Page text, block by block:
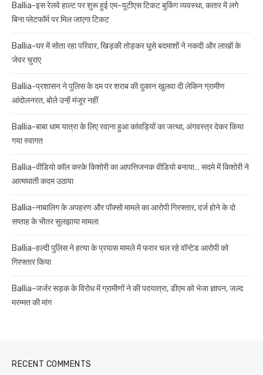
Ballia-इस रेलवे हाल्ट पर शुरू हुई एम-यूटीएस टिकट बुकिंग व्यवस्था, कतार में लगे
बिना प्लेटफॉर्म पर मिल जाएगा टिकट
Ballia-घर में सोता रहा परिवार, खिड़की तोड़कर घुसे बदमाशों ने नकदी और लाखों के
जेवर चुराए
Ballia-प्रशासन ने पुलिस के दम पर शराब की दुकान खुलवा दी लेकिन ग्रामीण
आंदोलनरत, बोले उन्हें मंजूर नहीं
Ballia-बाबा धाम यात्रा के लिए रवाना हुआ कांवड़ियों का जत्था, अंगवस्त्र देकर किया
गया स्वागत
Ballia-वीडियो कॉल करके किशोरी का आपत्तिजनक वीडियो बनाया… सदमे में किशोरी ने
आत्मघाती कदम उठाया
Ballia-नाबालिग के अपहरण और पॉक्सो मामले का आरोपी गिरफ्तार, दर्ज होने के दो
सप्ताह के भीतर सुलझाया मामला
Ballia-हल्दी पुलिस ने हत्या के प्रयास मामले में फरार चल रहे वॉन्टेड आरोपी को
गिरफ्तार किया
Ballia-जर्जर सड़क के विरोध में ग्रामीणों ने की पदयात्रा, डीएम को भेजा ज्ञापन, जल्द
मरम्मत की मांग
RECENT COMMENTS